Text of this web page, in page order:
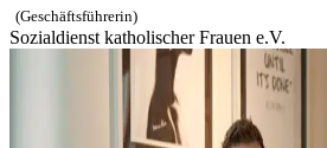
(Geschäftsführerin)
Sozialdienst katholischer Frauen e.V.